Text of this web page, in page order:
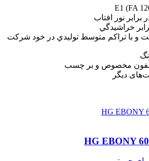
برابر نور افتاب
خراشيدگي
و با تراکم متوسط توليدي در خود شرکت
سلفون مخصوص و بر چسب
دیگر